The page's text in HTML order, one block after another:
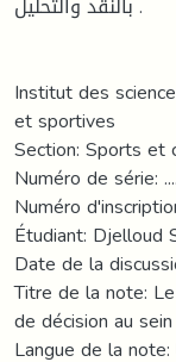
Institut des
et sportives
Section: Sports et
Numéro de série:
Numéro
Étudiant: Djelloud
Date de la
Titre de la note:
de décision au
Langue de la